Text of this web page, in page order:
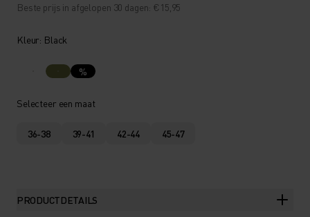
Beste prijs in afgelopen 30 dagen: €15,95
Kleur: Black
%
Selecteer een maat
36-38 39-41 42-44 45-47
PRODUCTDETAILS